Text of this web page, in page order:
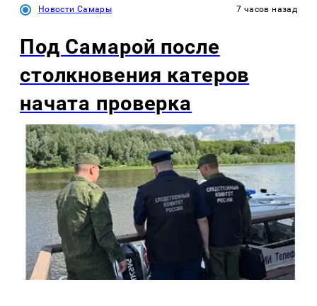
Новости Самары 7 часов назад
Под Самарой после
столкновения катеров
начата проверка